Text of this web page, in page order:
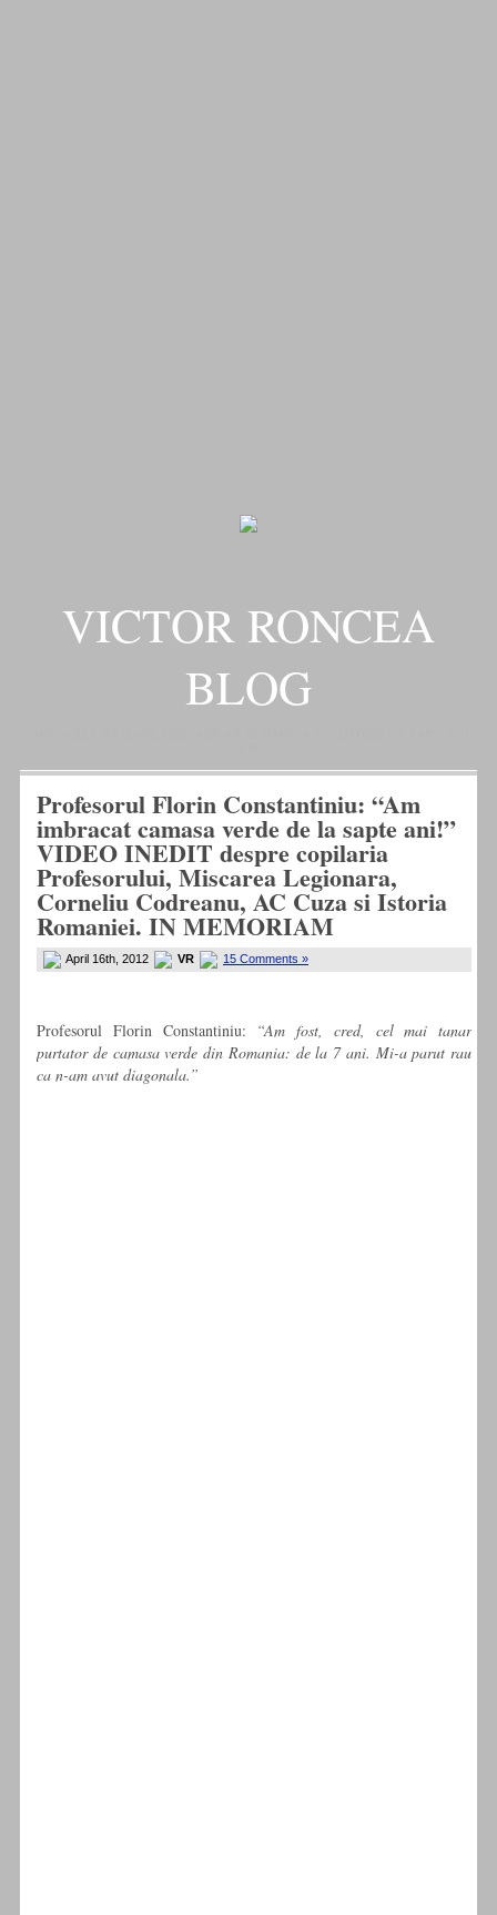
VICTOR RONCEA
BLOG
Profesorul Florin Constantiniu: “Am
imbracat camasa verde de la sapte ani!”
VIDEO INEDIT despre copilaria
Profesorului, Miscarea Legionara,
Corneliu Codreanu, AC Cuza si Istoria
Romaniei. IN MEMORIAM
April 16th, 2012 VR 15 Comments »
Profesorul Florin Constantiniu: “Am fost, cred, cel mai tanar
purtator de camasa verde din Romania: de la 7 ani. Mi-a parut rau
ca n-am avut diagonala.”